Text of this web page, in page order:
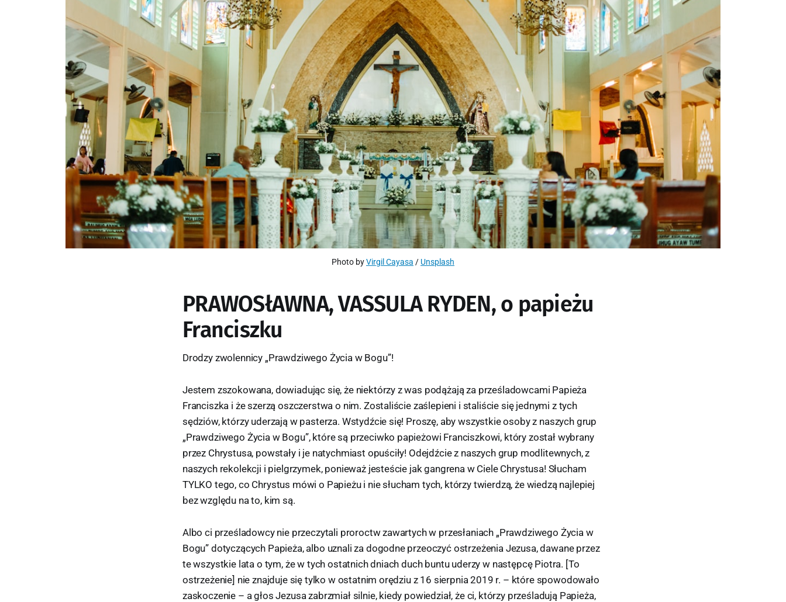
Photo by Virgil Cayasa / Unsplash
PRAWOSłAWNA, VASSULA RYDEN, o papieżu
Franciszku
Drodzy zwolennicy „Prawdziwego Życia w Bogu”!
Jestem zszokowana, dowiadując się, że niektórzy z was podążają za prześladowcami Papieża
Franciszka i że szerzą oszczerstwa o nim. Zostaliście zaślepieni i staliście się jednymi z tych
sędziów, którzy uderzają w pasterza. Wstydźcie się! Proszę, aby wszystkie osoby z naszych grup
„Prawdziwego Życia w Bogu”, które są przeciwko papieżowi Franciszkowi, który został wybrany
przez Chrystusa, powstały i je natychmiast opuściły! Odejdźcie z naszych grup modlitewnych, z
naszych rekolekcji i pielgrzymek, ponieważ jesteście jak gangrena w Ciele Chrystusa! Słucham
TYLKO tego, co Chrystus mówi o Papieżu i nie słucham tych, którzy twierdzą, że wiedzą najlepiej
bez względu na to, kim są.
Albo ci prześladowcy nie przeczytali proroctw zawartych w przesłaniach „Prawdziwego Życia w
Bogu” dotyczących Papieża, albo uznali za dogodne przeoczyć ostrzeżenia Jezusa, dawane przez
te wszystkie lata o tym, że w tych ostatnich dniach duch buntu uderzy w następcę Piotra. [To
ostrzeżenie] nie znajduje się tylko w ostatnim orędziu z 16 sierpnia 2019 r. – które spowodowało
zaskoczenie – a głos Jezusa zabrzmiał silnie, kiedy powiedział, że ci, którzy prześladują Papieża,